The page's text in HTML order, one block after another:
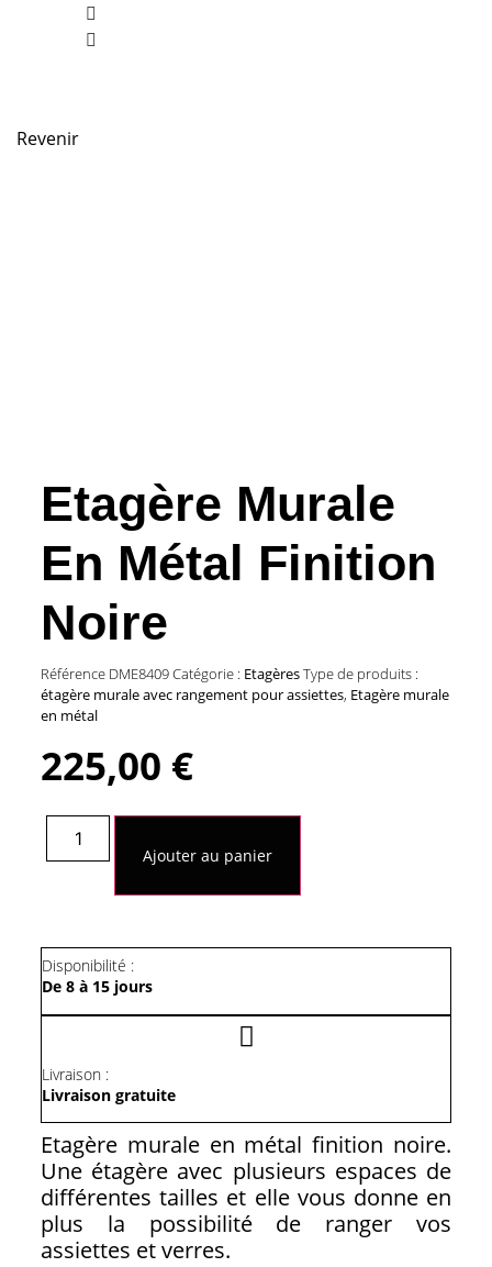
Revenir
Etagère Murale
En Métal Finition
Noire
Référence DME8409Catégorie : EtagèresType de produits :
étagère murale avec rangement pour assiettes, Etagère murale
en métal
225,00 €
quantité
Etagère
Noire
Ajouter au panier
Disponibilité :
De 8 à 15 jours
Livraison :
Livraison gratuite
Etagère murale en métal finition noire.
Une étagère avec plusieurs espaces de
différentes tailles et elle vous donne en
plus la possibilité de ranger vos
assiettes et verres.